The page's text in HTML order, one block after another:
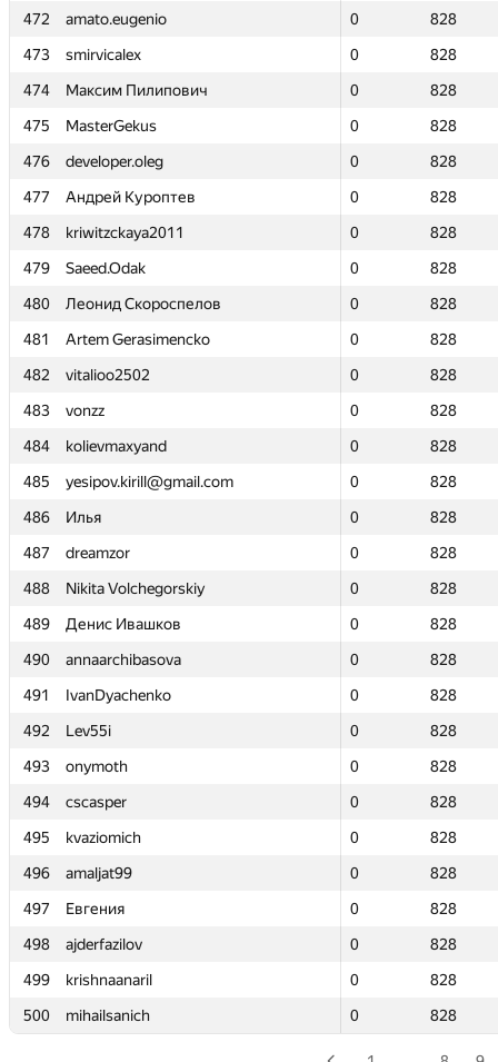
472
amato.eugenio 0
828
473
smirvicalex 0
828
474
Максим Пилипович 0
828
475
MasterGekus 0
828
476
developer.oleg 0
828
477
Андрей Куроптев 0
828
478
kriwitzckaya2011 0
828
479
Saeed.Odak 0
828
480
Леонид Скороспелов 0
828
481
Artem Gerasimencko 0
828
482
vitalioo2502 0
828
483
vonzz 0
828
484
kolievmaxyand 0
828
485
yesipov.kirill@gmail.com 0
828
486
Илья 0
828
487
dreamzor 0
828
488
Nikita Volchegorskiy 0
828
489
Денис Ивашков 0
828
490
annaarchibasova 0
828
491
IvanDyachenko 0
828
492
Lev55i 0
828
493
onymoth 0
828
494
cscasper 0
828
495
kvaziomich 0
828
496
amaljat99 0
828
497
Евгения 0
828
498
ajderfazilov 0
828
499
krishnaanaril 0
828
500
mihailsanich 0 828
472
amato.eugenio 0
828
473
smirvicalex 0
828
474
Максим Пилипович 0
828
475
MasterGekus 0
828
476
developer.oleg 0
828
477
Андрей Куроптев 0
828
478
kriwitzckaya2011 0
828
479
Saeed.Odak 0
828
480
Леонид Скороспелов 0
828
481
Artem Gerasimencko 0
828
482
vitalioo2502 0
828
483
vonzz 0
828
484
kolievmaxyand 0
828
485
yesipov.kirill@gmail.com 0
828
486
Илья 0
828
487
dreamzor 0
828
488
Nikita Volchegorskiy 0
828
489
Денис Ивашков 0
828
490
annaarchibasova 0
828
491
IvanDyachenko 0
828
492
Lev55i 0
828
493
onymoth 0
828
494
cscasper 0
828
495
kvaziomich 0
828
496
amaljat99 0
828
497
Евгения 0
828
498
ajderfazilov 0
828
499
krishnaanaril 0
828
500
mihailsanich 0 828